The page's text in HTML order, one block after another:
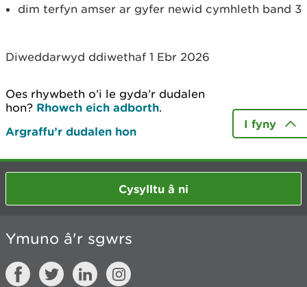
dim terfyn amser ar gyfer newid cymhleth band 3
Diweddarwyd ddiwethaf 1 Ebr 2026
Oes rhywbeth o’i le gyda’r dudalen
hon? Rhowch eich adborth.
Argraffu’r dudalen hon
I fyny
Cysylltu â ni
Ymuno â'r sgwrs